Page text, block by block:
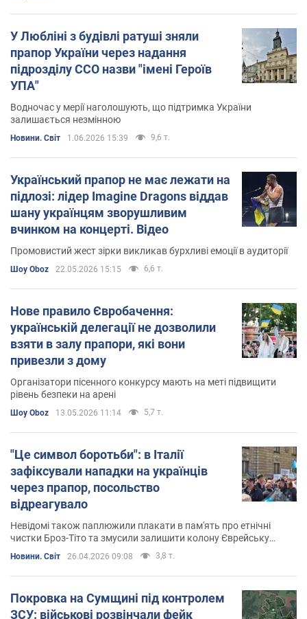
У Любліні з будівлі ратуші зняли
прапор України через надання
підрозділу ССО назви "імені Героїв
УПА"
Водночас у мерії наголошують, що підтримка України
залишається незмінною
Новини. Світ 1.06.2026 15:39 9,6 т.
Український прапор не має лежати на
підлозі: лідер Imagine Dragons віддав
шану українцям зворушливим
вчинком на концерті. Відео
Промовистий жест зірки викликав бурхливі емоції в аудиторії
Шоу Oboz 22.05.2026 15:15 6,6 т.
Нове правило Євробачення:
українській делегації не дозволили
взяти в залу прапори, які вони
привезли з дому
Організатори пісенного конкурсу мають на меті підвищити
рівень безпеки на арені
Шоу Oboz 13.05.2026 11:14 5,7 т.
"Це символ боротьби": в Італії
зафіксували нападки на українців
через прапор, посольство
відреагувало
Невідомі також паплюжили плакати в пам'ять про етнічні
чистки Броз-Тіто та змусили залишити колону Єврейську
бригаду, яка звільняла Рим
Новини. Світ 26.04.2026 09:08 3,8 т.
Покровка на Сумщині під контролем
ЗСУ: військові розвінчали фейк